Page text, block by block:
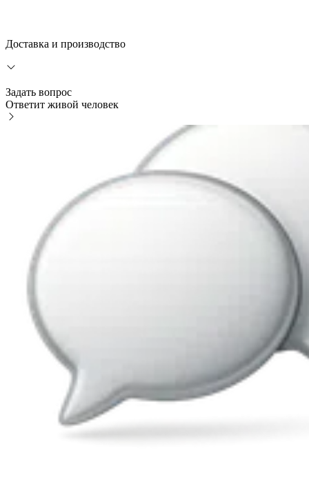
Доставка и производство
Задать вопрос
Ответит живой человек